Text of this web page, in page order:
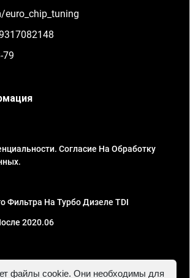
79
Согласие На Обработку
Фильтра На Турбо Дизеле TDI
2020.06
Павлович. ИНН 781302555843,
файлы cookie. Они необходимы для